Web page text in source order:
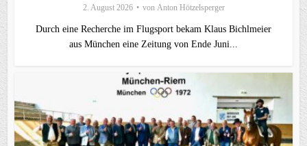
2. August 2026 von Anton Hötzelsperger
Durch eine Recherche im Flugsport bekam Klaus Bichlmeier
aus München eine Zeitung von Ende Juni...